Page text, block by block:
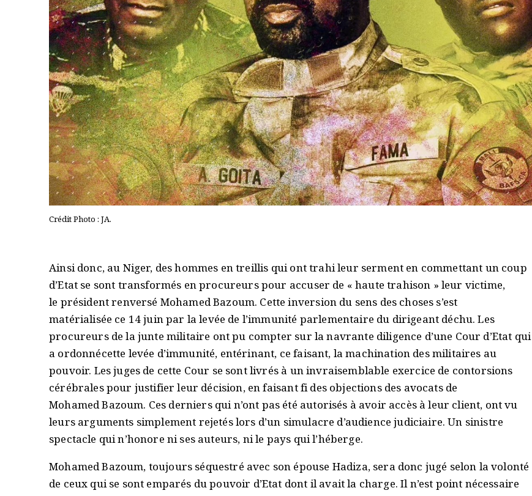
Crédit Photo : JA.
Ainsi donc, au Niger, des hommes en treillis qui ont trahi leur serment en commettant un coup
d’Etat se sont transformés en procureurs pour accuser de « haute trahison » leur victime,
le président renversé Mohamed Bazoum. Cette inversion du sens des choses s’est
matérialisée ce 14 juin par la levée de l’immunité parlementaire du dirigeant déchu. Les
procureurs de la junte militaire ont pu compter sur la navrante diligence d’une Cour d’Etat qui
a ordonnécette levée d’immunité, entérinant, ce faisant, la machination des militaires au
pouvoir. Les juges de cette Cour se sont livrés à un invraisemblable exercice de contorsions
cérébrales pour justifier leur décision, en faisant fi des objections des avocats de
Mohamed Bazoum. Ces derniers qui n’ont pas été autorisés à avoir accès à leur client, ont vu
leurs arguments simplement rejetés lors d’un simulacre d’audience judiciaire. Un sinistre
spectacle qui n’honore ni ses auteurs, ni le pays qui l’héberge.
Mohamed Bazoum, toujours séquestré avec son épouse Hadiza, sera donc jugé selon la volonté
de ceux qui se sont emparés du pouvoir d’Etat dont il avait la charge. Il n’est point nécessaire